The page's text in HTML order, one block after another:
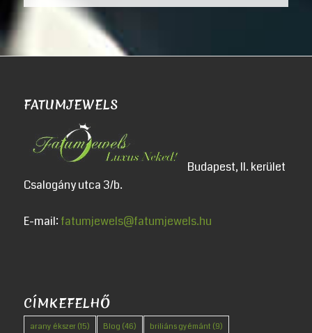
FATUMJEWELS
Budapest, II. kerület
Csalogány utca 3/b.
E-mail: fatumjewels@fatumjewels.hu
CÍMKEFELHŐ
arany ékszer(15) Blog (46) briliáns gyémánt (9)